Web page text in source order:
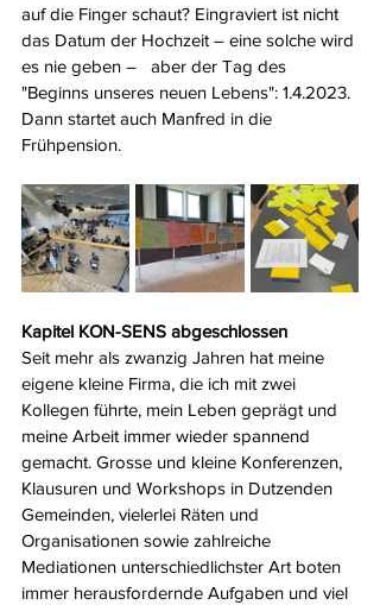
auf die Finger schaut? Eingraviert ist nicht
das Datum der Hochzeit – eine solche wird
es nie geben –   aber der Tag des
"Beginns unseres neuen Lebens": 1.4.2023.
Dann startet auch Manfred in die
Frühpension.
Kapitel KON-SENS abgeschlossen
Seit mehr als zwanzig Jahren hat meine
eigene kleine Firma, die ich mit zwei
Kollegen führte, mein Leben geprägt und
meine Arbeit immer wieder spannend
gemacht. Grosse und kleine Konferenzen,
Klausuren und Workshops in Dutzenden
Gemeinden, vielerlei Räten und
Organisationen sowie zahlreiche
Mediationen unterschiedlichster Art boten
immer herausfordernde Aufgaben und viel